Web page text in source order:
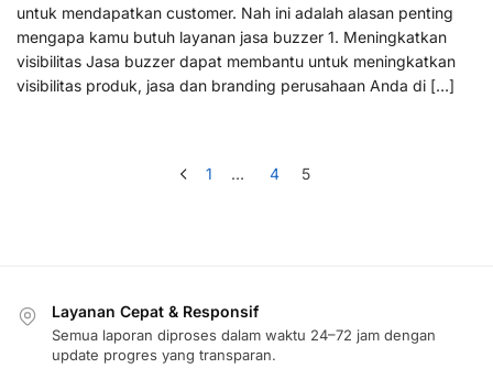
untuk mendapatkan customer. Nah ini adalah alasan penting
mengapa kamu butuh layanan jasa buzzer 1. Meningkatkan
visibilitas Jasa buzzer dapat membantu untuk meningkatkan
visibilitas produk, jasa dan branding perusahaan Anda di […]
1 … 4 5
Layanan Cepat & Responsif
Semua laporan diproses dalam waktu 24–72 jam dengan
update progres yang transparan.